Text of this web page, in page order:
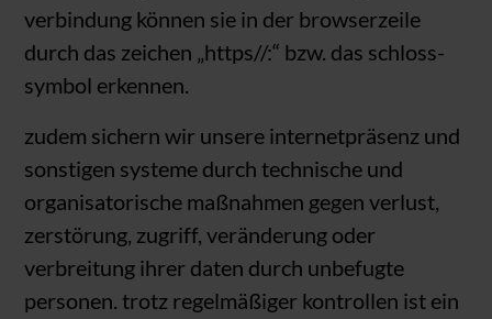
verbindung können sie in der browserzeile
durch das zeichen „https//:“ bzw. das schloss-
symbol erkennen.
zudem sichern wir unsere internetpräsenz und
sonstigen systeme durch technische und
organisatorische maßnahmen gegen verlust,
zerstörung, zugriff, veränderung oder
verbreitung ihrer daten durch unbefugte
personen. trotz regelmäßiger kontrollen ist ein